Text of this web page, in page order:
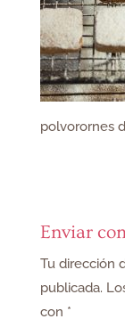
polvorornes
Enviar
Tu dirección
publicada.
con *